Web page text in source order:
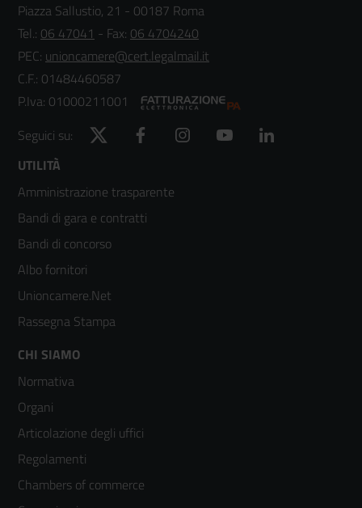
Piazza Sallustio, 21 - 00187 Roma
Tel.: 06 47041 - Fax: 06 4704240
PEC: unioncamere@cert.legalmail.it
C.F.: 01484460587
P.Iva: 01000211001
Seguici su:
Twitter Facebook Instagram YouTube
Footer
menù
colonna
2
UTILITÀ
Amministrazione trasparente
Bandi di gara e contratti
Bandi di concorso
Albo fornitori
Unioncamere.Net
Rassegna Stampa
Footer
menù
colonna
3
CHI SIAMO
Normativa
Organi
Articolazione degli uffici
Regolamenti
Chambers of commerce